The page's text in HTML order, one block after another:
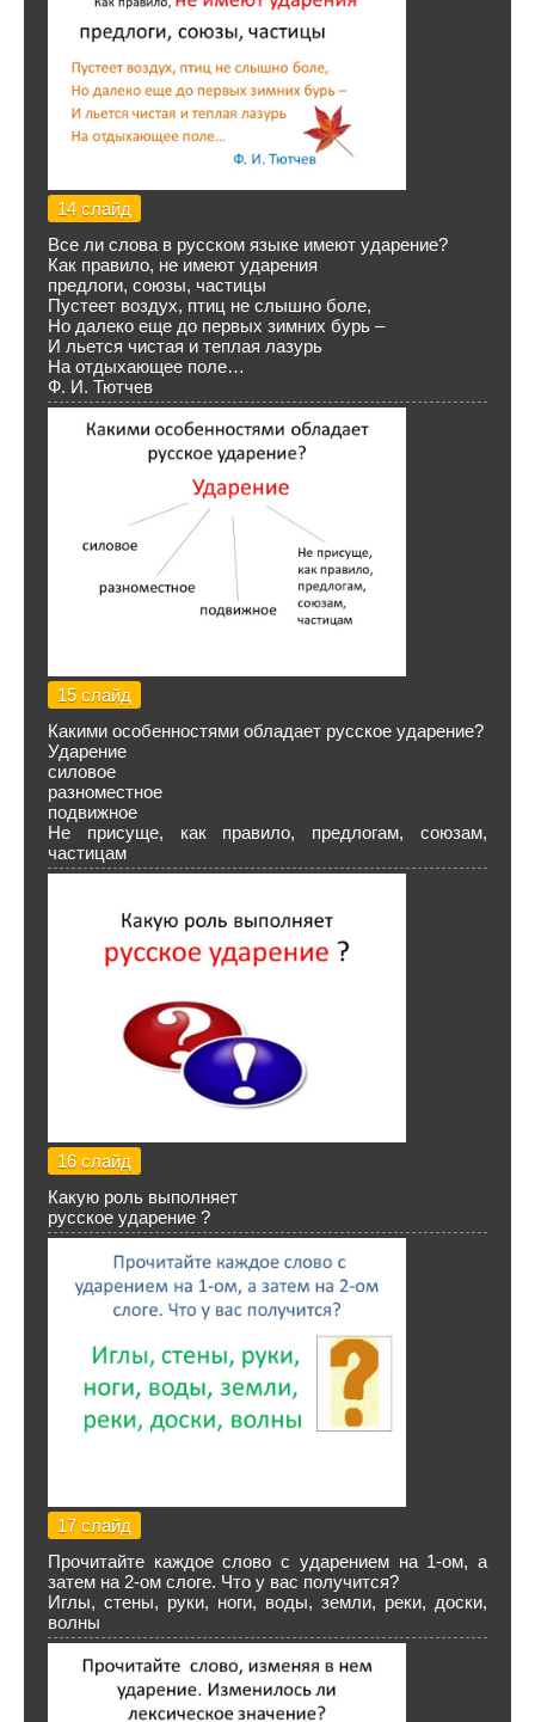
14 слайд
Все ли слова в русском языке имеют ударение?
Как правило, не имеют ударения
предлоги, союзы, частицы
Пустеет воздух, птиц не слышно боле,
Но далеко еще до первых зимних бурь –
И льется чистая и теплая лазурь
На отдыхающее поле…
Ф. И. Тютчев
15 слайд
Какими особенностями обладает русское ударение?
Ударение
силовое
разноместное
подвижное
Не присуще, как правило, предлогам, союзам,
частицам
16 слайд
Какую роль выполняет
русское ударение ?
17 слайд
Прочитайте каждое слово с ударением на 1-ом, а
затем на 2-ом слоге. Что у вас получится?
Иглы, стены, руки, ноги, воды, земли, реки, доски,
волны